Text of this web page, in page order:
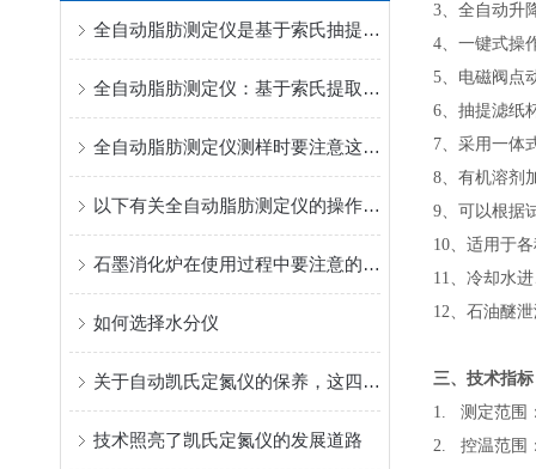
全自动脂肪测定仪是基于索氏抽提原理的实验室检测仪器
全自动脂肪测定仪：基于索氏提取原理的实验室设备
全自动脂肪测定仪测样时要注意这些细节
以下有关全自动脂肪测定仪的操作步骤，要认真看完哦
石墨消化炉在使用过程中要注意的事项
如何选择水分仪
关于自动凯氏定氮仪的保养，这四点很重要
技术照亮了凯氏定氮仪的发展道路
3、全自动升
4、一键式操
5、电磁阀点
6、抽提滤纸
7、采用一体
8、有机溶剂
9、可以根据
10、适用于
11、冷却水
12、石油醚
三、技术指标
1. 测定范围
2. 控温范围